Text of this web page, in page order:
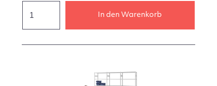
In den Warenkorb